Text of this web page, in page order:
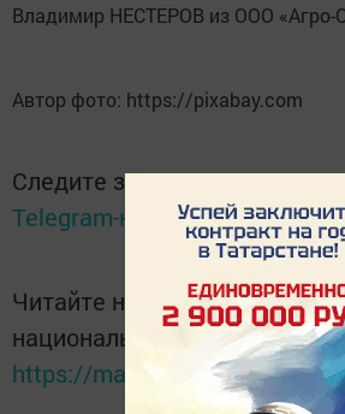
Владимир НЕСТЕРОВ из ООО «Агро-
Автор фото: https://pixabay.com
Следите за самым важным
Telegram-каналеТатмедиа
Читайте новости Татарстана
национальном
https://max.ru/tatmedia